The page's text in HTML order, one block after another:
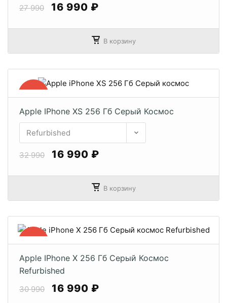
27 990 16 990 ₽
В корзину
Apple IPhone XS 256 Гб Серый Космос
32 990 16 990 ₽
В корзину
Apple IPhone X 256 Гб Серый Космос
Refurbished
30 990 16 990 ₽